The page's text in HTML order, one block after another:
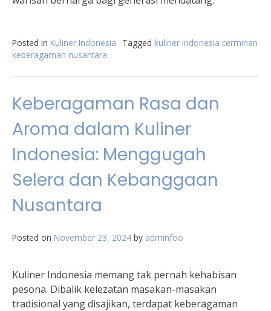
Posted in Kuliner Indonesia Tagged kuliner indonesia cerminan
keberagaman nusantara
Keberagaman Rasa dan
Aroma dalam Kuliner
Indonesia: Menggugah
Selera dan Kebanggaan
Nusantara
Posted on November 23, 2024 by adminfoo
Kuliner Indonesia memang tak pernah kehabisan
pesona. Dibalik kelezatan masakan-masakan
tradisional yang disajikan, terdapat keberagaman